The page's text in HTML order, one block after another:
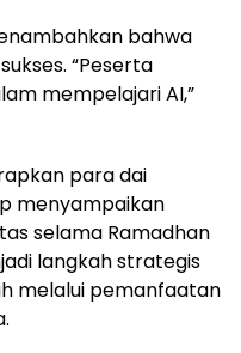
bahwa
“Peserta
mempelajari AI,”
para dai
menyampaikan
selama Ramadhan
langkah strategis
melalui pemanfaatan